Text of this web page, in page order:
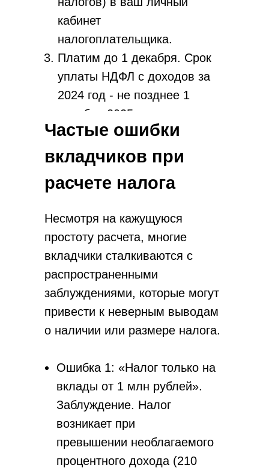
кабинет
налогоплательщика.
Платим до 1 декабря. Срок
уплаты НДФЛ с доходов за
2024 год - не позднее 1
декабря 2025 года.
Оплатить можно через
личный кабинет на сайте
ФНС, мобильное
приложение или в
Частые ошибки
вкладчиков при
расчете налога
Несмотря на кажущуюся
простоту расчета, многие
вкладчики сталкиваются с
распространенными
заблуждениями, которые могут
привести к неверным выводам
о наличии или размере налога.
Ошибка 1: «Налог только на
вклады от 1 млн рублей».
Заблуждение. Налог
возникает при
превышении необлагаемого
процентного дохода (210